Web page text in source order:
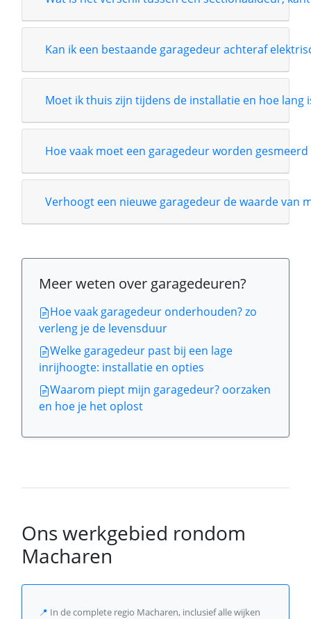
Kan ik een bestaande garagedeur achteraf
Moet ik thuis zijn tijdens de installatie en hoe lang
Hoe vaak moet een garagedeur worden
Verhoogt een nieuwe garagedeur de waarde van
Meer weten over garagedeuren?
Hoe vaak garagedeur onderhouden? zo
verleng je de levensduur
Welke garagedeur past bij een lage
inrijhoogte: installatie en opties
Waarom piept mijn garagedeur? oorzaken
en hoe je het oplost
Ons werkgebied rondom
Macharen
📍 In de complete regio Macharen, inclusief alle wijken